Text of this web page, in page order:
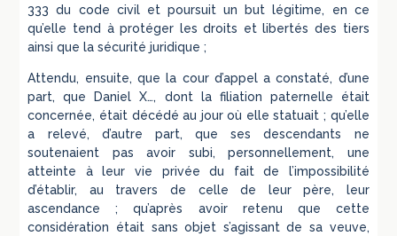
333 du code civil et poursuit un but légitime, en ce
qu’elle tend à protéger les droits et libertés des tiers
ainsi que la sécurité juridique ;
Attendu, ensuite, que la cour d’appel a constaté, d’une
part, que Daniel X…, dont la filiation paternelle était
concernée, était décédé au jour où elle statuait ; qu’elle
a relevé, d’autre part, que ses descendants ne
soutenaient pas avoir subi, personnellement, une
atteinte à leur vie privée du fait de l’impossibilité
d’établir, au travers de celle de leur père, leur
ascendance ; qu’après avoir retenu que cette
considération était sans objet s’agissant de sa veuve,